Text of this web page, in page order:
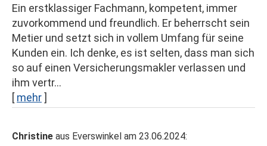
Ein erstklassiger Fachmann, kompetent, immer
zuvorkommend und freundlich. Er beherrscht sein
Metier und setzt sich in vollem Umfang für seine
Kunden ein. Ich denke, es ist selten, dass man sich
so auf einen Ver­sicherungs­makler verlassen und
ihm vertr...
[mehr]
Christine aus Everswinkel am 23.06.2024: